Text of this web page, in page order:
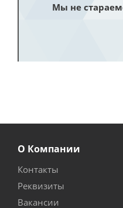
Мы не
О Компании
Контакты
Реквизиты
Вакансии